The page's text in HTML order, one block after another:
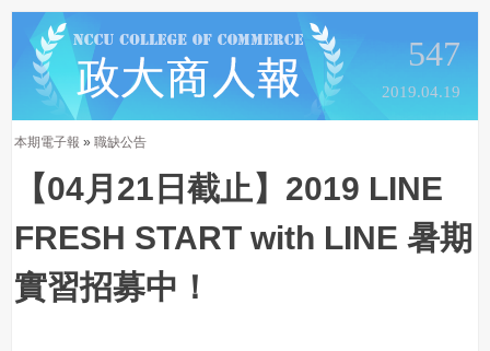
547
2019.04.19
本期電子報 » 職缺公告
【04月21日截止】2019 LINE
FRESH START with LINE 暑期
實習招募中！